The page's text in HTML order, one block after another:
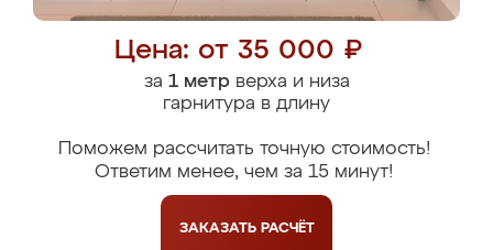
Цена: от 35 000 ₽
за 1 метрверха и низа
гарнитура в длину
Поможем рассчитать точную стоимость!
Ответим менее, чем за 15 минут!
ЗАКАЗАТЬ РАСЧЁТ